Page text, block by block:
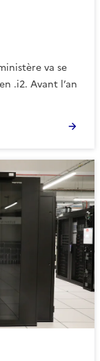
va se
.i2. Avant l’an